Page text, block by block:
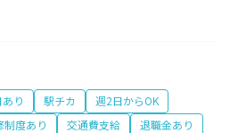
り 駅チカ
週2日からOK
制度あり 交通費支給
退職金あり